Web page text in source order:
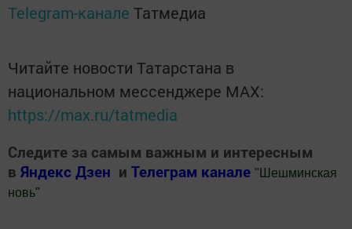
Telegram-канале Татмедиа
Читайте новости Татарстана в
национальном мессенджере MАХ:
https://max.ru/tatmedia
Следите за самым важным и интересным
в Яндекс Дзен и Телеграм канале " Шешминская
новь"